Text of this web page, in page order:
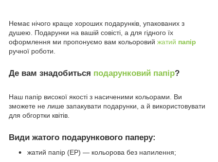
Немає нічого краще хороших подарунків, упакованих з
душею. Подарунки на вашій совісті, а для гідного їх
оформлення ми пропонуємо вам кольоровий жатий папір
ручної роботи.
Де вам знадобиться подарунковий папір?
Наш папір високої якості з насиченими кольорами. Ви
зможете не лише запакувати подарунки, а й використовувати
для обгортки квітів.
Види жатого подарункового паперу:
жатий папір (EP) — кольорова без напилення;